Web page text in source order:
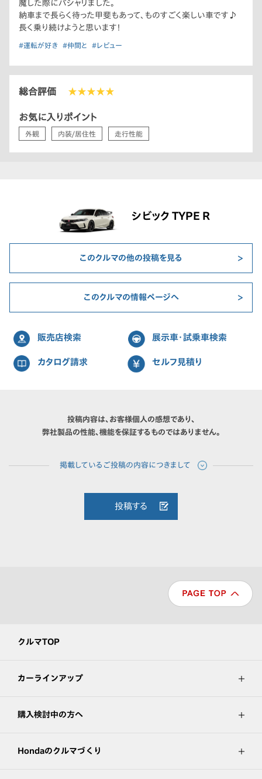
魔した際にパシャリました。
納車まで長らく待った甲斐もあって、ものすごく楽しい車です♪
長く乗り続けようと思います！
#運転が好き #仲間と #レビュー
総合評価 ★★★★★
お気に入りポイント
外観 内装/居住性 走行性能
シビック TYPE R
このクルマの他の投稿を見る
このクルマの情報ページへ
販売店検索 展示車・試乗車検索
カタログ請求 セルフ見積り
投稿内容は、お客様個人の感想であり、
弊社製品の性能、機能を保証するものではありません。
投稿する
クルマTOP
カーラインアップ
購入検討中の方へ
Hondaのクルマづくり